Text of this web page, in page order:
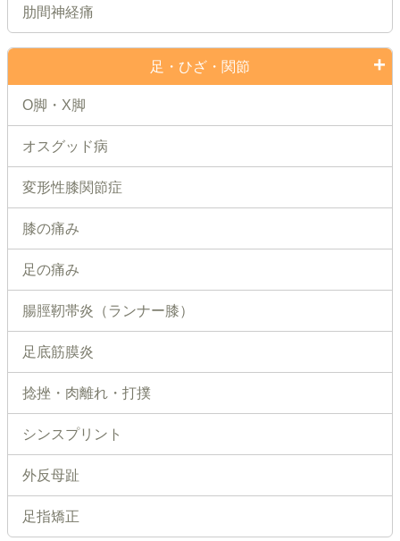
肋間神経痛
足・ひざ・関節
O脚・X脚
オスグッド病
変形性膝関節症
膝の痛み
足の痛み
腸脛靭帯炎（ランナー膝）
足底筋膜炎
捻挫・肉離れ・打撲
シンスプリント
外反母趾
足指矯正